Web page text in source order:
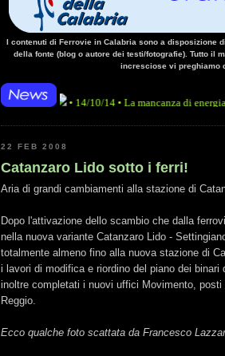
I contenuti di Ferrovie in Calabria sono a disposizione
della fonte (blog o autore dei testi/fotografie). Tutto il
incresciose vi preghiamo
• 14/10/14 • La mancanza di energia per
22 FEB 2008
Catanzaro Lido sotto i ferri!
Aria di grandi cambiamenti alla stazione di
Dopo l'attivazione dello scambio che dalla
nella nuova variante Catanzaro Lido -
totalmente almeno fino alla nuova stazione di
i lavori di modifica e riordino del piano dei binari
inoltre completati i nuovi uffici Movimento,
Reggio.
Ecco qualche foto scattata da Francesco